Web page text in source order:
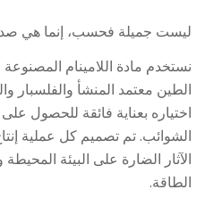
ليست جميلة فحسب، إنما هي
نستخدم مادة اللامينام
الطين معتمد المنشأ والفلسبار
اختياره بعناية فائقة للحصول على
الشوائب. تم تصميم كل عملية
الآثار الضارة على البيئة
الطاقة.